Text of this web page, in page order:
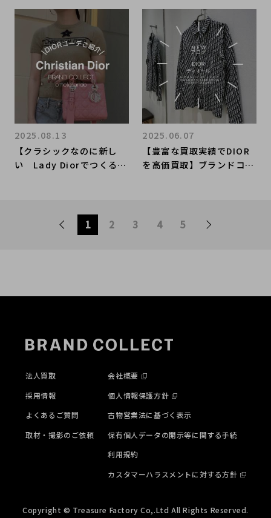
Rのサドルバッグのご紹介
レクト渋谷店へ 新宿/目
黒/代々木/恵比寿/代官山
などでご売却を検討中の方
にお勧めです！
【クラシックなのに新し
い Lady Diorでつくる今
2025.08.13
【豊富な買取実績でDIOR
を高価買取】ブランドコレ
2025.06.07
1 2 3 4 5
法人買取
採用情報
よくあるご質問
取材・撮影のご依頼
会社概要
個人情報保護方針
古物営業法に基づく表示
保有個人データの開示等に関する手続
利用規約
カスタマーハラスメントに対する方針
Copyright © Treasure Factory Co,.Ltd All Rights Reserved.